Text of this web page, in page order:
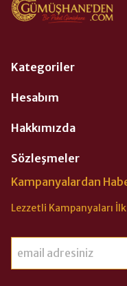
Kategoriler
Hesabım
Hakkımızda
Sözleşmeler
Kampanyalardan
Lezzetli Kampanyaları